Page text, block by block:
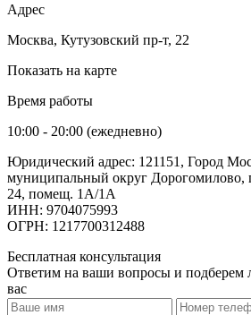
Адрес
Москва, Кутузовский пр-т, 22
Показать на карте
Время работы
10:00 - 20:00 (ежедневно)
Юридический адрес: 121151, Город
муниципальный округ Дорогомилово,
24, помещ. 1А/1А
ИНН: 9704075993
ОГРН: 1217700312488
Бесплатная консультация
Ответим на ваши вопросы и подберем
вас